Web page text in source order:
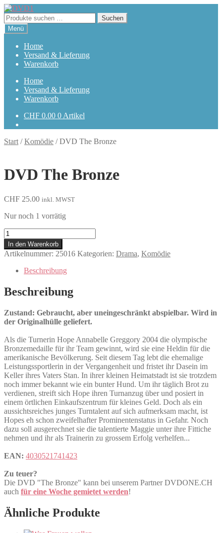
Zur
Navigation
springen
Zum
Inhalt
springen
Suchen
nach:
Suchen
Menü
Home
Versand & Lieferung
Warenkorb
Home
Versand & Lieferung
Warenkorb
CHF 0.00 0 Artikel
Start /Komödie /DVD The Bronze
DVD The Bronze
CHF 25.00 inkl. MWST
Nur noch 1 vorrätig
The
Bronze
Menge
In den Warenkorb
Artikelnummer: 25016 Kategorien: Drama, Komödie
Beschreibung
Beschreibung
Zustand: Gebraucht, aber uneingeschränkt abspielbar. Wird in
der Originalhülle geliefert.
Als die Turnerin Hope Annabelle Greggory 2004 die olympische
Bronzemedaille für ihr Team gewinnt, wird sie eine Heldin für die
amerikanische Bevölkerung. Seit diesem Tag lebt die ehemalige
Leistungssportlerin in der Vergangenheit und fristet ihr Dasein im
Keller ihres Vaters Stan. In ihrer kleinen Heimatstadt ist sie trotzdem
noch immer bekannt wie ein bunter Hund. Um ihr täglich Brot zu
verdienen, streift sich Hope ihren Turnanzug über und posiert in
einem örtlichen Einkaufszentrum für kleines Geld. Doch als ein
aussichtsreiches junges Turntalent auf sich aufmerksam macht, ist
Hopes eh schon zweifelhafter Prominentenstatus in Gefahr. Noch
dazu soll ausgerechnet sie die talentierte Maggie unter ihre Fittiche
nehmen und ihr als Trainerin zu grossem Erfolg verhelfen...
EAN: 4030521741423
Zu teuer?
Die DVD "The Bronze" kann bei unserem Partner DVDONE.CH
auch für eine Woche gemietet werden!
Ähnliche Produkte